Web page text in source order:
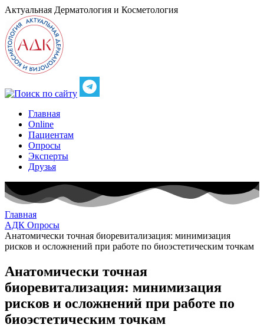
Актуальная Дерматология и Косметология
Главная
Online
Пациентам
Опросы
Эксперты
Друзья
Главная
АДК Опросы
Анатомически точная биоревитализация: минимизация
рисков и осложнений при работе по биоэстетическим точкам
Анатомически точная
биоревитализация: минимизация
рисков и осложнений при работе по
биоэстетическим точкам